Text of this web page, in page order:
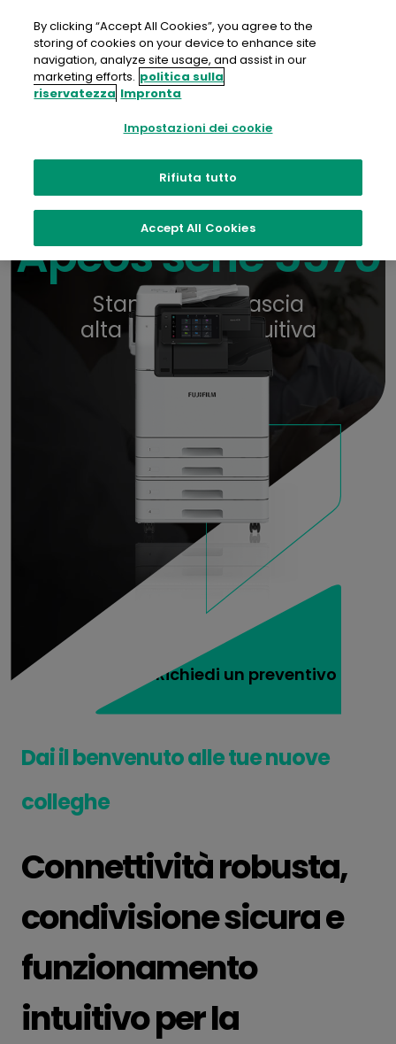
contenuto
Contattaci
Opuscolo Dove acquistare
Apeos serie 5570
Stampa A3 di fascia
alta robusta e intuitiva
Richiedi un preventivo
Dai il benvenuto alle tue nuove
colleghe
Connettività robusta,
condivisione sicura e
funzionamento
intuitivo per la
By clicking “Accept All Cookies”, you agree to the
storing of cookies on your device to enhance site
navigation, analyze site usage, and assist in our
marketing efforts. politica sulla
riservatezza Impronta
Impostazioni dei cookie
Rifiuta tutto
Accept All Cookies